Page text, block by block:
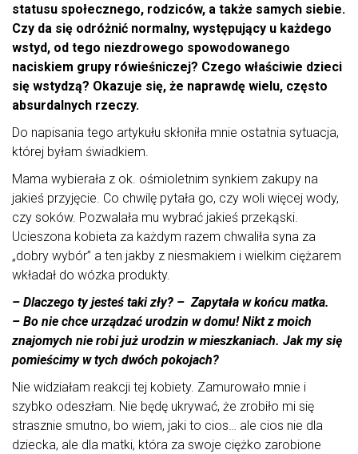
statusu społecznego, rodziców, a także samych siebie.
Czy da się odróżnić normalny, występujący u każdego
wstyd, od tego niezdrowego spowodowanego
naciskiem grupy rówieśniczej? Czego właściwie dzieci
się wstydzą? Okazuje się, że naprawdę wielu, często
absurdalnych rzeczy.
Do napisania tego artykułu skłoniła mnie ostatnia sytuacja,
której byłam świadkiem.
Mama wybierała z ok. ośmioletnim synkiem zakupy na
jakieś przyjęcie. Co chwilę pytała go, czy woli więcej wody,
czy soków. Pozwalała mu wybrać jakieś przekąski.
Ucieszona kobieta za każdym razem chwaliła syna za
„dobry wybór” a ten jakby z niesmakiem i wielkim ciężarem
wkładał do wózka produkty.
– Dlaczego ty jesteś taki zły? – Zapytała w końcu matka.
– Bo nie chce urządzać urodzin w domu! Nikt z moich
znajomych nie robi już urodzin w mieszkaniach. Jak my się
pomieścimy w tych dwóch pokojach?
Nie widziałam reakcji tej kobiety. Zamurowało mnie i
szybko odeszłam. Nie będę ukrywać, że zrobiło mi się
strasznie smutno, bo wiem, jaki to cios… ale cios nie dla
dziecka, ale dla matki, która za swoje ciężko zarobione